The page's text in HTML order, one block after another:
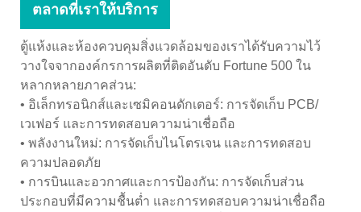
ตลาดที่เราให้บริการ
ตู้แห้งและห้องควบคุมสิ่งแวดล้อมของเราได้รับความไว้
วางใจจากองค์กรการผลิตที่ติดอันดับ Fortune 500 ใน
หลากหลายภาคส่วน:
• อิเล็กทรอนิกส์และเซมิคอนดักเตอร์: การจัดเก็บ PCB/
เวเฟอร์ และการทดสอบความน่าเชื่อถือ
• พลังงานใหม่: การจัดเก็บไนโตรเจน และการทดสอบ
ความปลอดภัย
• การบินและอวกาศและการป้องกัน: การจัดเก็บส่วน
ประกอบที่มีความชื้นต่ำ และการทดสอบความน่าเชื่อถือ